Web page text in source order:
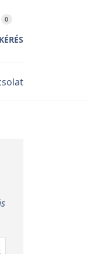
0AJÁNLATKÉRÉS TARTALMA